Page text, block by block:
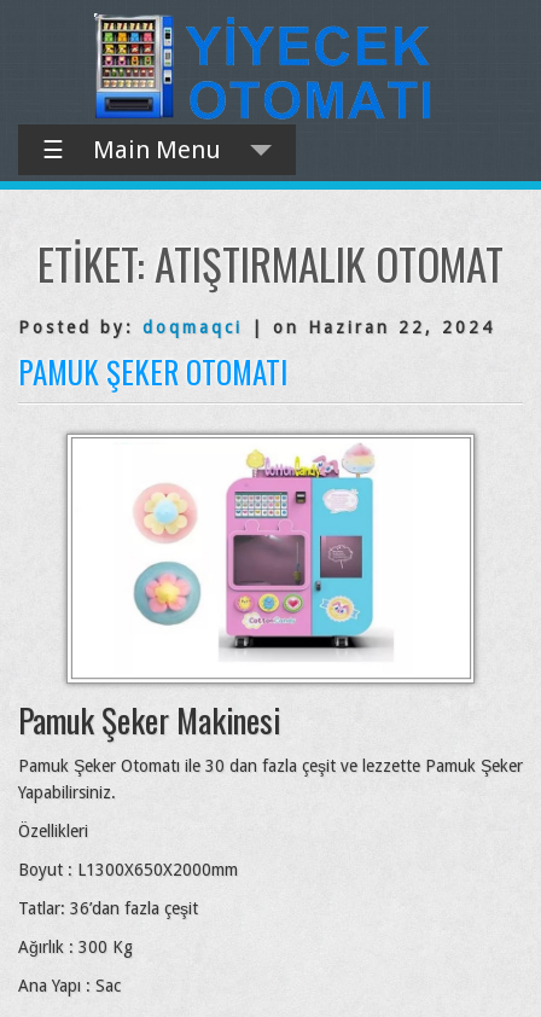
☰ Main Menu
ETIKET:ATIŞTIRMALIK OTOMAT
Posted by: doqmaqci | on Haziran 22, 2024
PAMUK ŞEKER OTOMATI
Pamuk Şeker Makinesi
Pamuk Şeker Otomatı ile 30 dan fazla çeşit ve lezzette Pamuk Şeker
Yapabilirsiniz.
Özellikleri
Boyut : L1300X650X2000mm
Tatlar: 36’dan fazla çeşit
Ağırlık : 300 Kg
Ana Yapı : Sac